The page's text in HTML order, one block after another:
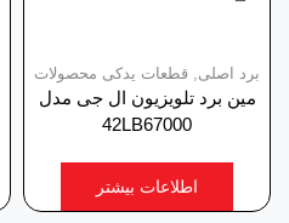
برد اصلی, قطعات یدکی محصولات
مین برد تلویزیون ال جی مدل
42LB67000
اطلاعات بیشتر